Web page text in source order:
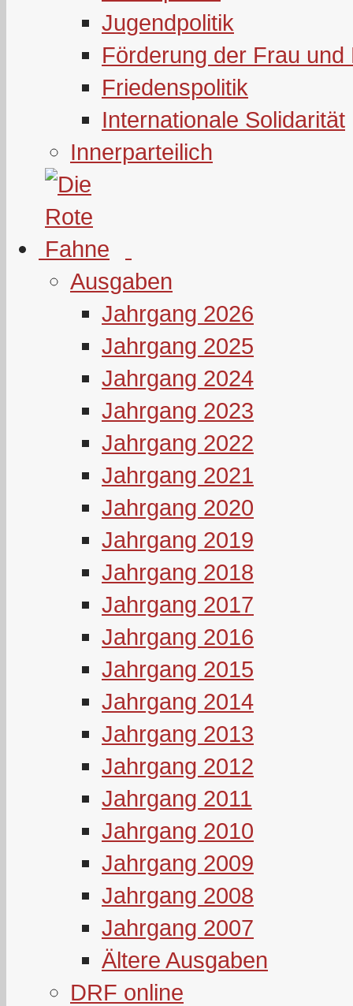
Jugendpolitik
Förderung der Frau und
Friedenspolitik
Internationale Solidarität
Innerparteilich
Ausgaben
Jahrgang 2026
Jahrgang 2025
Jahrgang 2024
Jahrgang 2023
Jahrgang 2022
Jahrgang 2021
Jahrgang 2020
Jahrgang 2019
Jahrgang 2018
Jahrgang 2017
Jahrgang 2016
Jahrgang 2015
Jahrgang 2014
Jahrgang 2013
Jahrgang 2012
Jahrgang 2011
Jahrgang 2010
Jahrgang 2009
Jahrgang 2008
Jahrgang 2007
Ältere Ausgaben
DRF online